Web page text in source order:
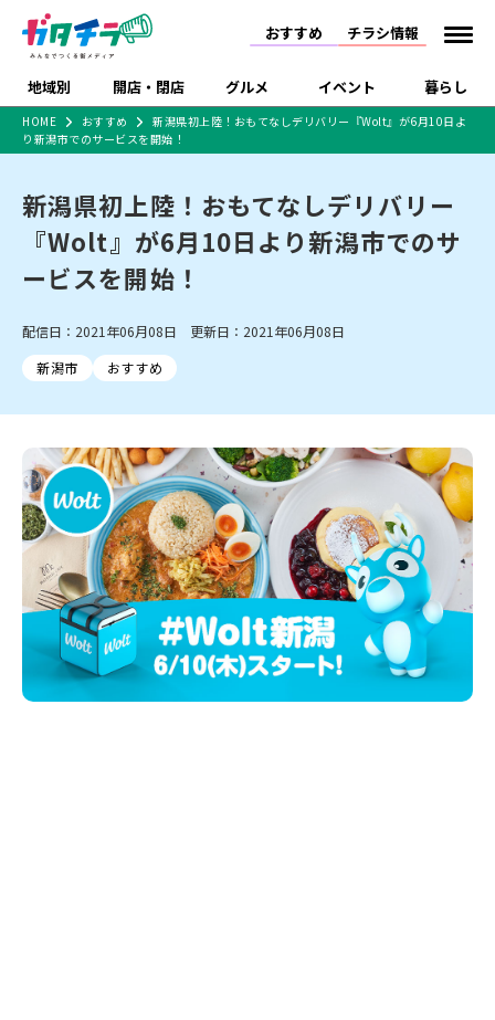
おすすめ チラシ情報
地域別 開店・閉店 グルメ イベント 暮らし
新潟市 下越
中越
佐渡
新潟市中央区 新潟市東区 新潟市西区
新潟市北区
新潟市南区
新潟市江南区 新潟市秋葉区
新潟市西蒲区
村上・関川
新発田・聖籠
胎内・粟島
三条・加茂・田上
五泉・阿賀野・阿賀
燕・弥彦
長岡・見附
小千谷・十日町・津南
魚沼・南魚沼・湯沢
柏崎・刈羽・出雲崎
上越・妙高・糸魚川
開店 閉店
リニューアル・移転
新潟市・開店
新潟市・閉店
長岡市・開店
長岡市・閉店
上越市・開店
ラーメン・開店
ラーメン・閉店
ラーメン 現地レポート
和食
スイーツ
ご当地グルメ 食べ歩き テイクアウト
季節・期間限定
カフェ
居酒屋・バー 焼肉
パスタ
パン・ベーカリー
タレカツ・豚カツ
デカ盛り・大盛り
旨辛・激辛
定食・町定食 海鮮・鮨
そば・うどん
日本酒・新潟清酒
ワイン・クラフトビール
ケーキ・パフェ
ビアガーデン・暑気払い
忘新年会・歓送迎会
体験・販売 祭り・伝統行事
趣味・展示会
スポーツ
セミナー・講演会 子ども向け 花火大会
入場無料
住宅展示場
完成見学会 学生スポーツ アルビレックス
施設・ショップ
住宅メーカー・工務
店
食品メーカー・県産
習い事・塾 アパレル・雑貨
観光スポット
温泉・入浴 ホテル 旅館
水族館
リラクゼーション・整体
スキー場
リユース・買取
病院・クリニック
イオンモール
ラブラ万代・ラブラ2
ビルボードプレイスBP
新潟伊勢丹
ピア万代
リバーサイド千秋
パティオPATIO
特売セール インタビュー
特集・まとめ記事
セツコママ ランキング 新潟人
キャンペーン
開店まとめ
閉店まとめ
食品スーパー・コンビ
ショッピングモール・
大型施設
ドラッグストア・ホーム
センター
ファッション 生活サービス
新車・中古車・カー用品
旅行・レジャー
家電・携帯電話
冠婚葬祭
習い事・塾 通販・EC
求人
官公庁・自治体
新潟市 チラシ
長岡・見附 チラシ
上越・妙高・糸魚川 チラシ
注目 チラシ
週末セール
火曜セール
オープン・リニューアルセール
周年祭・感謝祭セール
HOME おすすめ
新潟県初上陸！おもてなしデリバリー『Wolt』が6月10日よ
り新潟市でのサービスを開始！
新潟県初上陸！おもてなしデリバリー
『Wolt』が6月10日より新潟市でのサ
ービスを開始！
配信日：2021年06月08日 更新日：2021年06月08日
新潟市
おすすめ